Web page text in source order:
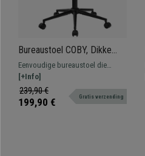
Bureaustoel COBY, Dikke
Vulling, Metalen Onderstel,
Bekleed met Zwart Echt
Leder
Eenvoudige bureaustoel die
opvalt door comfort, design en
kwaliteit. Met een dikke vulling
bekleed met echt leder en een
[+Info]
239,90 €
199,90 € Gratis verzending